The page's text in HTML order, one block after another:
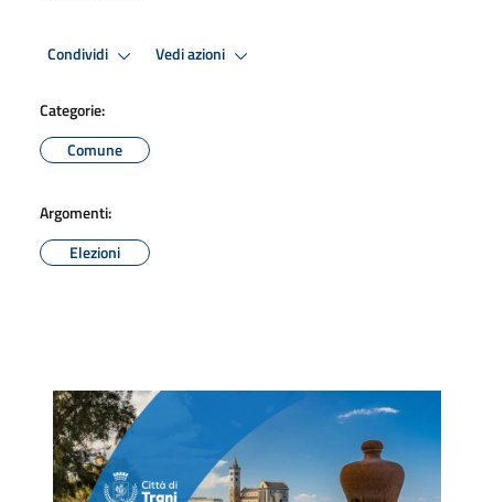
Condividi Vedi azioni
Categorie:
Comune
Argomenti:
Elezioni